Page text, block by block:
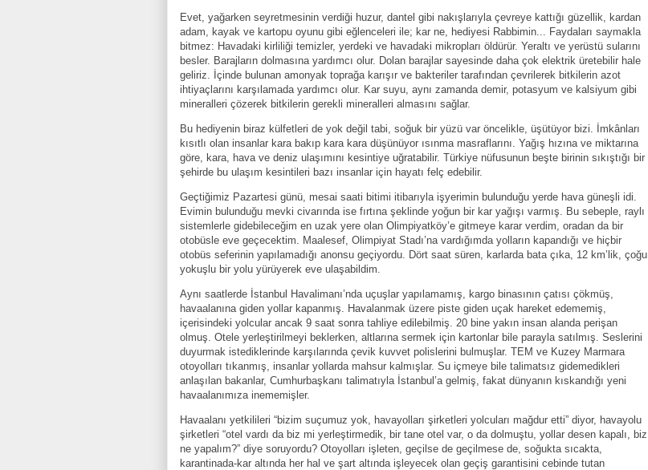
Evet, yağarken seyretmesinin verdiği huzur, dantel gibi nakışlarıyla çevreye kattığı güzellik, kardan
adam, kayak ve kartopu oyunu gibi eğlenceleri ile; kar ne, hediyesi Rabbimin... Faydaları saymakla
bitmez: Havadaki kirliliği temizler, yerdeki ve havadaki mikropları öldürür. Yeraltı ve yerüstü sularını
besler. Barajların dolmasına yardımcı olur. Dolan barajlar sayesinde daha çok elektrik üretebilir hale
geliriz. İçinde bulunan amonyak toprağa karışır ve bakteriler tarafından çevrilerek bitkilerin azot
ihtiyaçlarını karşılamada yardımcı olur. Kar suyu, aynı zamanda demir, potasyum ve kalsiyum gibi
mineralleri çözerek bitkilerin gerekli mineralleri almasını sağlar.
Bu hediyenin biraz külfetleri de yok değil tabi, soğuk bir yüzü var öncelikle, üşütüyor bizi. İmkânları
kısıtlı olan insanlar kara bakıp kara kara düşünüyor ısınma masraflarını. Yağış hızına ve miktarına
göre, kara, hava ve deniz ulaşımını kesintiye uğratabilir. Türkiye nüfusunun beşte birinin sıkıştığı bir
şehirde bu ulaşım kesintileri bazı insanlar için hayatı felç edebilir.
Geçtiğimiz Pazartesi günü, mesai saati bitimi itibarıyla işyerimin bulunduğu yerde hava güneşli idi.
Evimin bulunduğu mevki civarında ise fırtına şeklinde yoğun bir kar yağışı varmış. Bu sebeple, raylı
sistemlerle gidebileceğim en uzak yere olan Olimpiyatköy’e gitmeye karar verdim, oradan da bir
otobüsle eve geçecektim. Maalesef, Olimpiyat Stadı’na vardığımda yolların kapandığı ve hiçbir
otobüs seferinin yapılamadığı anonsu geçiyordu. Dört saat süren, karlarda bata çıka, 12 km’lik, çoğu
yokuşlu bir yolu yürüyerek eve ulaşabildim.
Aynı saatlerde İstanbul Havalimanı’nda uçuşlar yapılamamış, kargo binasının çatısı çökmüş,
havaalanına giden yollar kapanmış. Havalanmak üzere piste giden uçak hareket edememiş,
içerisindeki yolcular ancak 9 saat sonra tahliye edilebilmiş. 20 bine yakın insan alanda perişan
olmuş. Otele yerleştirilmeyi beklerken, altlarına sermek için kartonlar bile parayla satılmış. Seslerini
duyurmak istediklerinde karşılarında çevik kuvvet polislerini bulmuşlar. TEM ve Kuzey Marmara
otoyolları tıkanmış, insanlar yollarda mahsur kalmışlar. Su içmeye bile talimatsız gidemedikleri
anlaşılan bakanlar, Cumhurbaşkanı talimatıyla İstanbul’a gelmiş, fakat dünyanın kıskandığı yeni
havaalanımıza inememişler.
Havaalanı yetkilileri “bizim suçumuz yok, havayolları şirketleri yolcuları mağdur etti” diyor, havayolu
şirketleri “otel vardı da biz mi yerleştirmedik, bir tane otel var, o da dolmuştu, yollar desen kapalı, biz
ne yapalım?” diye soruyordu? Otoyolları işleten, geçilse de geçilmese de, soğukta sıcakta,
karantinada-kar altında her hal ve şart altında işleyecek olan geçiş garantisini cebinde tutan